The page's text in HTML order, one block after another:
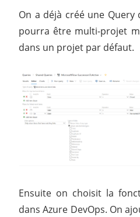
On a déjà créé une Query
pourra être multi-projet
dans un projet par défaut.
Ensuite on choisit la
dans Azure DevOps. On